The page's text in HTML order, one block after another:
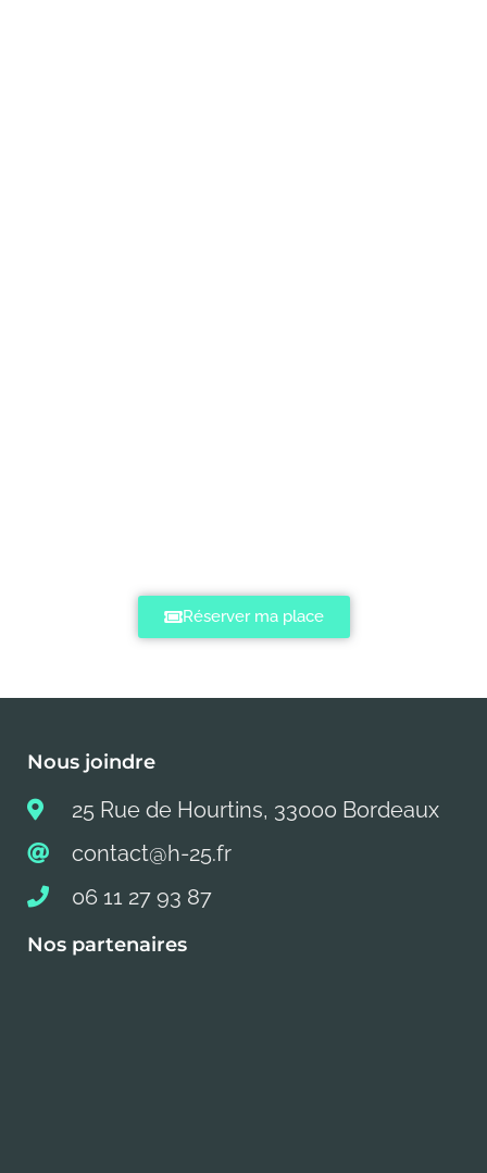
Réserver ma place
Nous joindre
25 Rue de Hourtins, 33000 Bordeaux
contact@h-25.fr
06 11 27 93 87
Nos partenaires